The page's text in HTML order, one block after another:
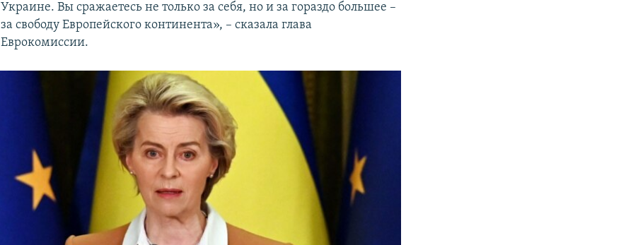
Украине. Вы сражаетесь не только за себя, но и за гораздо большее –
за свободу Европейского континента», – сказала глава
Еврокомиссии.